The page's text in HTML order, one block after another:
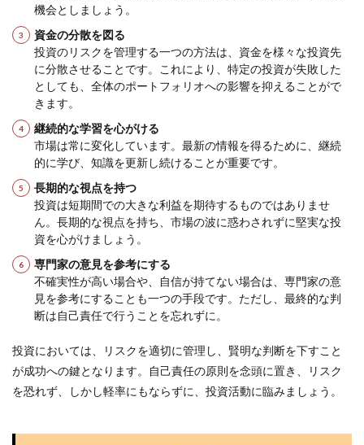
機会としましょう。
資金の分散を図る
投資のリスクを管理する一つの方法は、資金を様々な投資先
に分散させることです。これにより、特定の投資が失敗した
としても、全体のポートフォリオへの影響を抑えることがで
きます。
継続的な学習を心がける
市場は常に変化しています。最新の情報を得るために、継続
的に学び、知識を更新し続けることが重要です。
長期的な視点を持つ
投資は短期間での大きな利益を期待するものではありませ
ん。長期的な視点を持ち、市場の波に惑わされずに堅実な投
資を心がけましょう。
専門家の意見を参考にする
不確実性が高い場合や、自信が持てない場合は、専門家の意
見を参考にすることも一つの手段です。ただし、最終的な判
断は自己責任で行うことを忘れずに。
投資においては、リスクを適切に管理し、賢明な判断を下すこと
が成功への鍵となります。自己責任の原則を念頭に置き、リスク
を恐れず、しかし軽率にもならずに、投資活動に臨みましょう。